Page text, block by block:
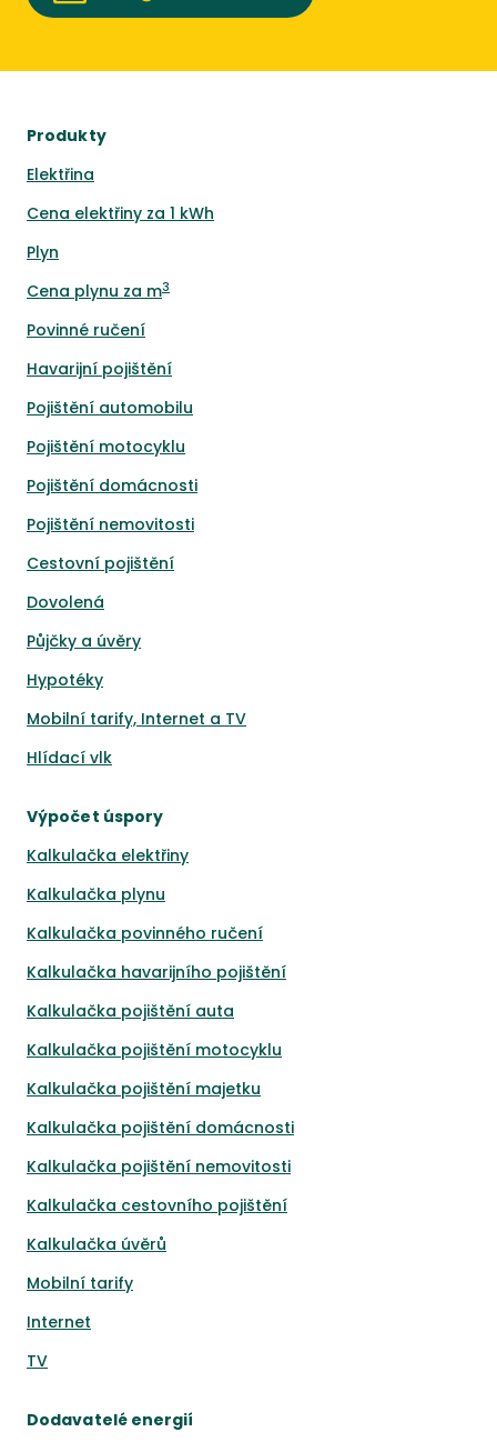
Produkty
Elektřina
Cena elektřiny za 1 kWh
Plyn
Cena plynu za m3
Povinné ručení
Havarijní pojištění
Pojištění automobilu
Pojištění motocyklu
Pojištění domácnosti
Pojištění nemovitosti
Cestovní pojištění
Dovolená
Půjčky a úvěry
Hypotéky
Mobilní tarify, Internet a TV
Hlídací vlk
Výpočet úspory
Kalkulačka elektřiny
Kalkulačka plynu
Kalkulačka povinného ručení
Kalkulačka havarijního pojištění
Kalkulačka pojištění auta
Kalkulačka pojištění motocyklu
Kalkulačka pojištění majetku
Kalkulačka pojištění domácnosti
Kalkulačka pojištění nemovitosti
Kalkulačka cestovního pojištění
Kalkulačka úvěrů
Mobilní tarify
Internet
TV
Dodavatelé energií